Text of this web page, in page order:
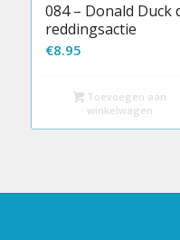
084 – Donald
reddingsactie
€8.95
Toevoegen aan
winkelwagen